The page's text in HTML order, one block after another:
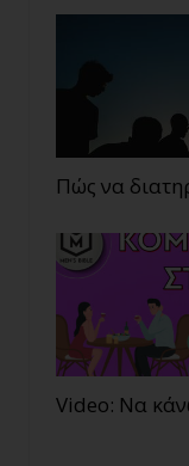
Πώς να
Video: Να